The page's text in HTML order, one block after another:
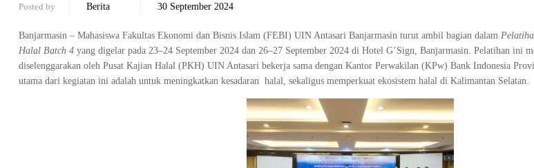
Posted by
Berita
30 September 2024
Banjarmasin – Mahasiswa Fakultas Ekonomi dan Bisnis Islam (FEBI) UIN Antasari Banjarmasin turut ambil bagian dalam
Halal Batch 4 yang digelar pada 23–24 September 2024 dan 26–27 September 2024 di Hotel G’Sign, Banjarmasin. Pelatihan ini
diselenggarakan oleh Pusat Kajian Halal (PKH) UIN Antasari bekerja sama dengan Kantor Perwakilan (KPw) Bank Indonesia
utama dari kegiatan ini adalah untuk meningkatkan kesadaran halal, sekaligus memperkuat ekosistem halal di Kalimantan Selatan.